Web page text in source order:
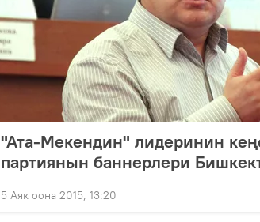
"Ата-Мекендин" лидеринин
партиянын баннерлери
5 Аяк оона 2015, 13:20